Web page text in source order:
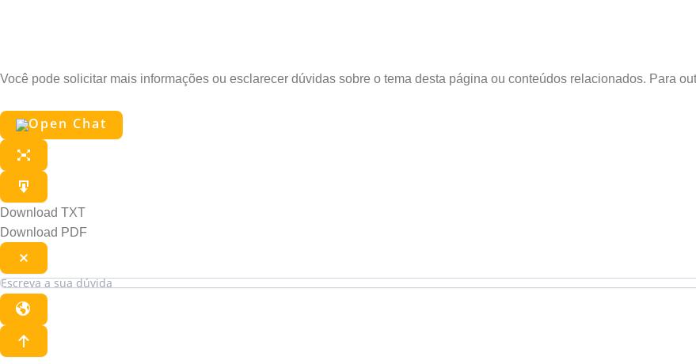
Você pode solicitar mais informações ou esclarecer dúvidas sobre o tema desta página ou conteúdos relacionados. Para
Download TXT
Download PDF